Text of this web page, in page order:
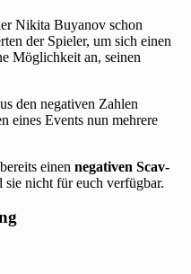
Nikita Buyanov schon
der Spieler, um sich einen
Möglichkeit an, seinen
den negativen Zahlen
eines Events nun mehrere
einen negativen Scav-
sie nicht für euch verfügbar.